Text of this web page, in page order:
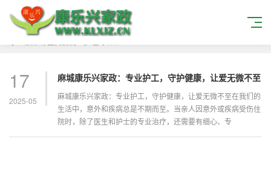
17
2025-05
麻城康乐兴家政：专业护工，守护健康，让爱无微不至
麻城康乐兴家政：专业护工，守护健康，让爱无微不至在我们的
生活中，意外和疾病总是不期而至。当亲人因意外或疾病受伤住
院时，除了医生和护士的专业治疗，还需要有细心、专